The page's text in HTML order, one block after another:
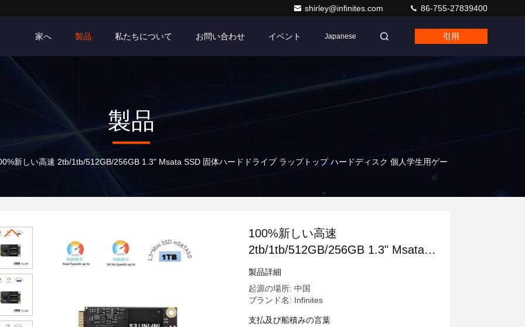
shirley@infinites.com 86-755-27839400
家へ 製品 私たちについて お問い合わせ イベント Japanese 引用
製品
新しい高速 2tb/1tb/512GB/256GB 1.3" Msata SSD 固体ハードドライブ ラップトップ ハードディスク 個人学生用ゲー
100%新しい高速
2tb/1tb/512GB/256GB 1.3" Msata
SSD 固体ハードドライブ ラップト
ップ ハードディスク 個人学生用ゲ
ーム用 - 中国 SSD と 1.3 Msata
SSD
製品詳細
起源の場所: 中国
ブランド名: Infinites
支払及び船積みの言葉